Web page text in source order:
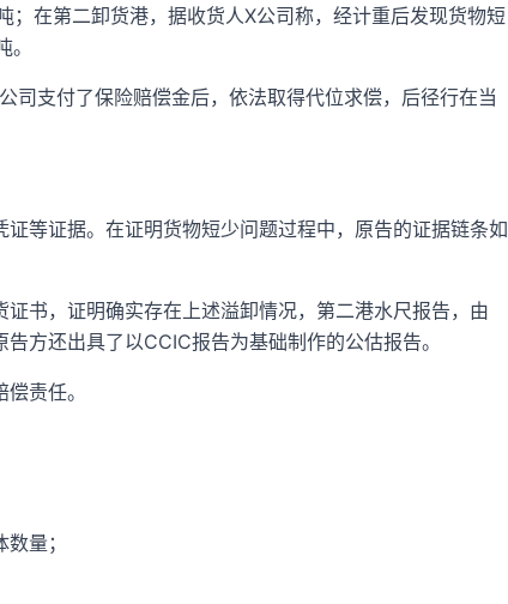
在第二卸货港，据收货人X公司称，经计重后发现货物短
司支付了保险赔偿金后，依法取得代位求偿，后径行在当
等证据。在证明货物短少问题过程中，原告的证据链条如
书，证明确实存在上述溢卸情况，第二港水尺报告，由
方还出具了以CCIC报告为基础制作的公估报告。
责任。
量；